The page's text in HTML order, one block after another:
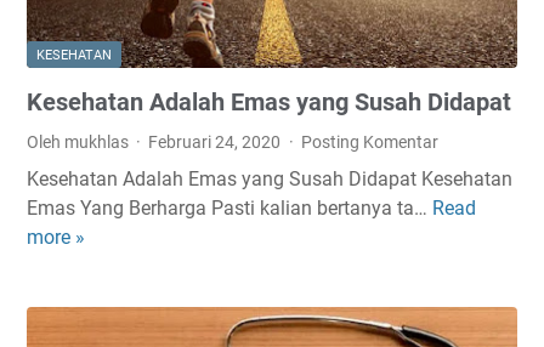
a
V
i
r
u
C
o
n
KESEHATAN
Kesehatan Adalah Emas yang Susah Didapat
Oleh mukhlas Februari 24, 2020 Posting Komentar
Kesehatan Adalah Emas yang Susah Didapat Kesehatan
Emas Yang Berharga Pasti kalian bertanya ta… Read
more »
K